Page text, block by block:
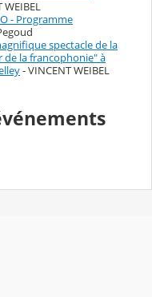
WEIBEL
- Programme
spectacle de la
de la francophonie" à
- VINCENT WEIBEL